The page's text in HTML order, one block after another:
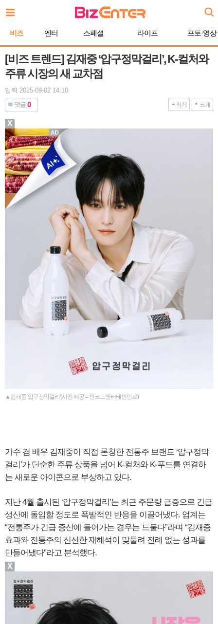
문
기
비즈 엔터 스페셜 라이프 포토·영상
[비즈 트렌드] 김재중 ‘압구정막걸리’, K-컬처와
주류 시장의 새 교차점
입력 2025-09-02 14:10
댓글 0 작게 크게
▲김재중 '압구정막걸리'(사진 제공 = 인코드엔터테인먼트)
가수 겸 배우 김재중이 직접 론칭한 전통주 브랜드 ‘압구정막
걸리’가 단순한 주류 상품을 넘어 K-컬처와 K-푸드를 연결하
는 새로운 아이콘으로 부상하고 있다.
지난 4월 출시된 ‘압구정막걸리’는 최근 주문량 급증으로 긴급
생산에 돌입할 정도로 폭발적인 반응을 이끌어냈다. 업계는
“전통주가 긴급 증산에 들어가는 경우는 드물다”라며 “김재중
효과와 전통주의 신선한 재해석이 맞물려 전례 없는 성과를
만들어냈다”라고 분석했다.
X
X